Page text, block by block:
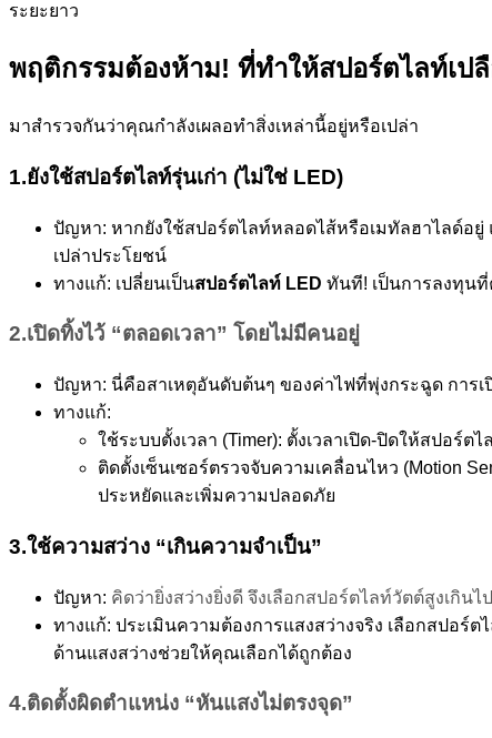
ระยะยาว
พฤติกรรมต้องห้าม! ที่ทำให้สปอร์ตไลท์เปลื
มาสำรวจกันว่าคุณกำลังเผลอทำสิ่งเหล่านี้อยู่หรือเปล่า
1.ยังใช้สปอร์ตไลท์รุ่นเก่า (ไม่ใช่ LED)
ปัญหา: หากยังใช้สปอร์ตไลท์หลอดไส้หรือเมทัลฮาไลด์อยู่
เปล่าประโยชน์
ทางแก้: เปลี่ยนเป็นสปอร์ตไลท์ LED ทันที! เป็นการลงทุนที่
2.เปิดทิ้งไว้ “ตลอดเวลา” โดยไม่มีคนอยู่
ปัญหา: นี่คือสาเหตุอันดับต้นๆ ของค่าไฟที่พุ่งกระฉูด การเ
ทางแก้:
ใช้ระบบตั้งเวลา (Timer): ตั้งเวลาเปิด-ปิดให้สปอร์
ติดตั้งเซ็นเซอร์ตรวจจับความเคลื่อนไหว (Motion
ประหยัดและเพิ่มความปลอดภัย
3.ใช้ความสว่าง “เกินความจำเป็น”
ปัญหา: คิดว่ายิ่งสว่างยิ่งดี จึงเลือกสปอร์ตไลท์วัตต์สูงเกิ
ทางแก้: ประเมินความต้องการแสงสว่างจริง เลือกสปอร์
ด้านแสงสว่างช่วยให้คุณเลือกได้ถูกต้อง
4.ติดตั้งผิดตำแหน่ง “หันแสงไม่ตรงจุด”